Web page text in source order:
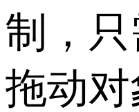
制，
拖动